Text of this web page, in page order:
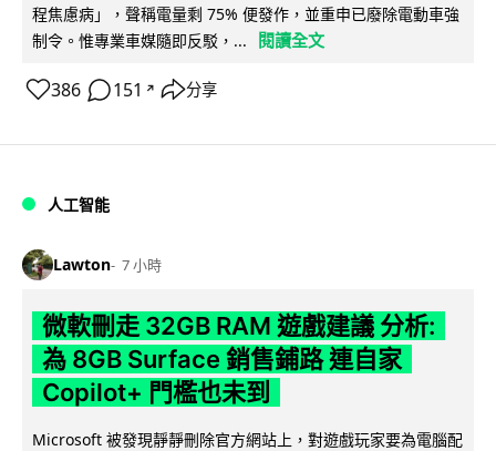
程焦慮病」，聲稱電量剩 75% 便發作，並重申已廢除電動車強
制令。惟專業車媒隨即反駁，...
閱讀全文
386 151 ↗ 分享
人工智能
Lawton 7 小時
微軟刪走 32GB RAM 遊戲建議 分析:
為 8GB Surface 銷售鋪路 連自家
Copilot+ 門檻也未到
Microsoft 被發現靜靜刪除官方網站上，對遊戲玩家要為電腦配